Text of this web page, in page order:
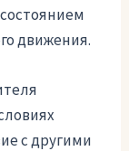
движения.
с другими